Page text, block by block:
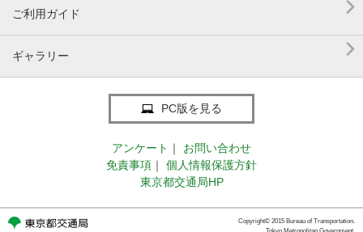
ご利用ガイド 
ギャラリー 
PC版を見る
アンケート ｜
お問い合わせ
免責事項 ｜
個人情報保護方針
東京都交通局HP
Copyright© 2015 Bureau of Transportation.